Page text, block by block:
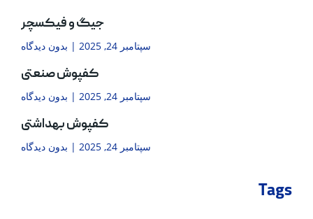
جیگ و فیکسچر
سپتامبر 24, 2025 بدون دیدگاه
کفپوش صنعتی
سپتامبر 24, 2025 بدون دیدگاه
کفپوش بهداشتی
سپتامبر 24, 2025 بدون دیدگاه
Tags